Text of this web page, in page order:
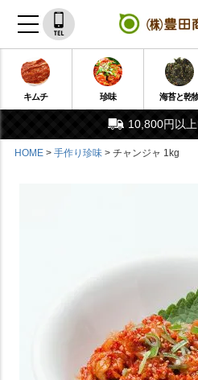
キムチ 珍味 海苔と乾
10,800円以
HOME 手作り珍味 チャンジャ 1kg